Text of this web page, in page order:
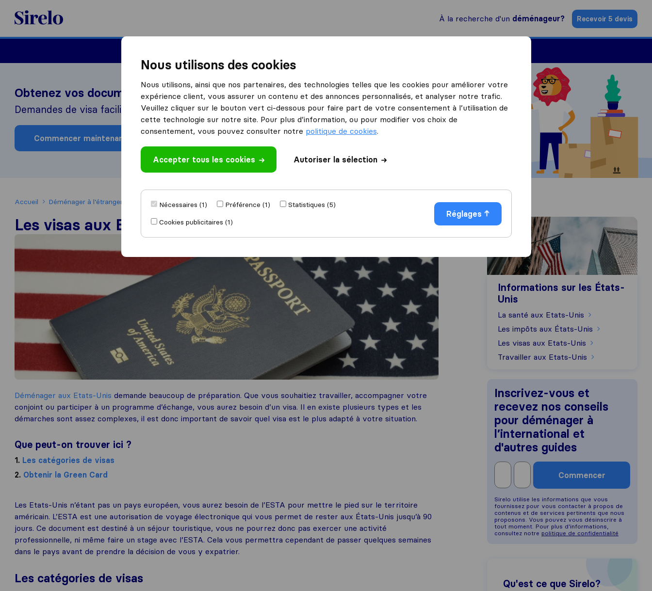
Sirelo.fr
À la recherche d'un déménageur? Recevoir 5 devis
Obtenez vos documents de voyage sans stress
Demandes de visa facilitées par notre partenaire iVisa
Commencer maintenant
Accueil Déménager à l’étranger Déménager aux Etats-Unis Les visas aux Etats-Unis
Les visas aux Etats-Unis
Déménager aux Etats-Unis demande beaucoup de préparation. Que vous souhaitiez travailler, accompagner votre
conjoint ou participer à un programme d’échange, vous aurez besoin d’un visa. Il en existe plusieurs types et les
démarches sont assez complexes, il est donc important de savoir quel visa est le plus adapté à votre situation.
Que peut-on trouver ici ?
1. Les catégories de visas
2. Obtenir la Green Card
Les Etats-Unis n’étant pas un pays européen, vous aurez besoin de l’ESTA pour mettre le pied sur le territoire
américain. L’ESTA est une autorisation de voyage électronique qui vous permet de rester aux États-Unis jusqu’à 90
jours. Ce document est destiné à un séjour touristique, vous ne pourrez donc pas exercer une activité
professionnelle, ni même faire un stage avec l’ESTA. Cela vous permettra cependant de passer quelques semaines
dans le pays avant de prendre la décision de vous y expatrier.
Les catégories de visas
Informations sur les États-Unis
Informations sur les États-
Unis
La santé aux Etats-Unis
Les impôts aux États-Unis
Les visas aux Etats-Unis
Travailler aux Etats-Unis
Inscrivez-vous et
recevez nos conseils
pour déménager à
l’international et
d'autres guides
Commencer
Sirelo utilise les informations que vous
fournissez pour vous contacter à propos de
contenus et de services pertinents que nous
proposons. Vous pouvez vous désinscrire à
tout moment. Pour plus d’informations,
consultez notre politique de confidentialité
Qu'est ce que Sirelo?
Nous utilisons des cookies
Nous utilisons, ainsi que nos partenaires, des technologies telles que les cookies pour améliorer votre
expérience client, vous assurer un contenu et des annonces personnalisés, et analyser notre trafic.
Veuillez cliquer sur le bouton vert ci-dessous pour faire part de votre consentement à l’utilisation de
cette technologie sur notre site. Pour plus d’information, ou pour modifier vos choix de
consentement, vous pouvez consulter notre politique de cookies.
Accepter tous les cookies Autoriser la sélection
Nécessaires (1) Préférence (1)
Statistiques (5)
Cookies publicitaires (1)
Réglages